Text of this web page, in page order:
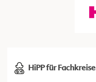
HiPP für Fachkreise